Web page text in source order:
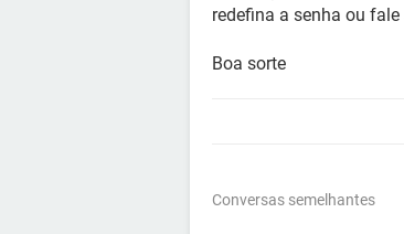
redefina a senha ou
Boa sorte
Conversas semelhantes